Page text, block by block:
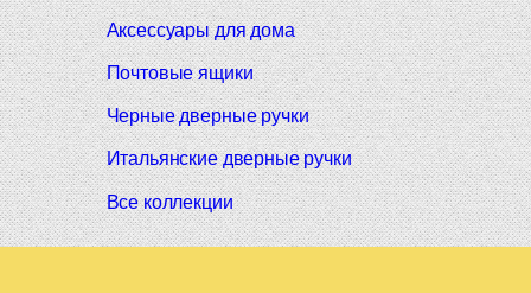
Аксессуары для дома
Почтовые ящики
Черные дверные ручки
Итальянские дверные ручки
Все коллекции